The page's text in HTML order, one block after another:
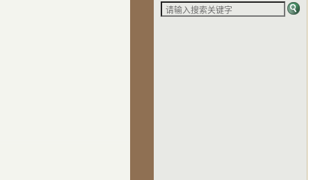
·江苏省商务厅外经处调研西港特...